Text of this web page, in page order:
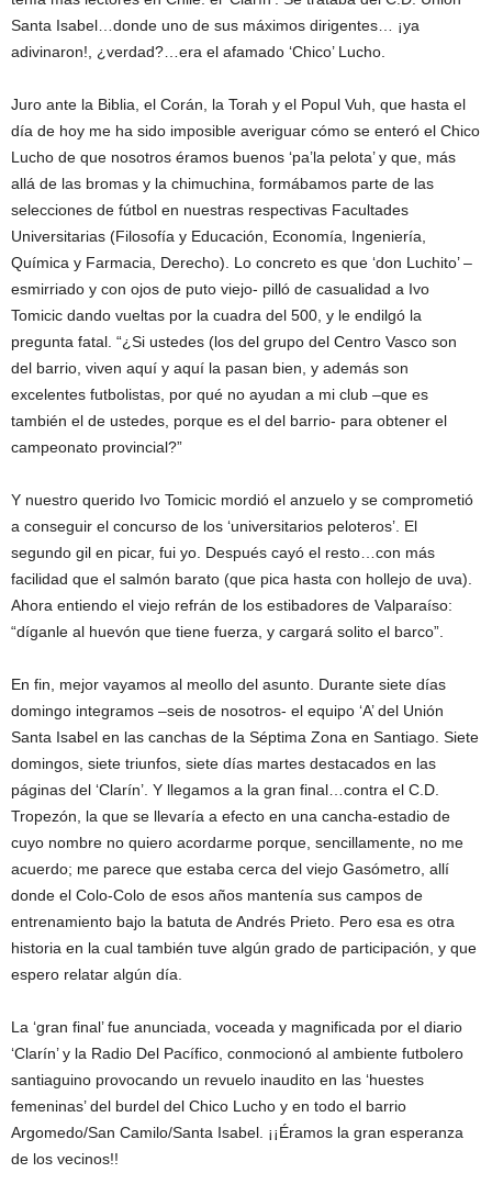
Santa Isabel…donde uno de sus máximos dirigentes… ¡ya
adivinaron!, ¿verdad?…era el afamado ‘Chico’ Lucho.
Juro ante la Biblia, el Corán, la Torah y el Popul Vuh, que hasta el
día de hoy me ha sido imposible averiguar cómo se enteró el Chico
Lucho de que nosotros éramos buenos ‘pa’la pelota’ y que, más
allá de las bromas y la chimuchina, formábamos parte de las
selecciones de fútbol en nuestras respectivas Facultades
Universitarias (Filosofía y Educación, Economía, Ingeniería,
Química y Farmacia, Derecho). Lo concreto es que ‘don Luchito’ –
esmirriado y con ojos de puto viejo- pilló de casualidad a Ivo
Tomicic dando vueltas por la cuadra del 500, y le endilgó la
pregunta fatal. “¿Si ustedes (los del grupo del Centro Vasco son
del barrio, viven aquí y aquí la pasan bien, y además son
excelentes futbolistas, por qué no ayudan a mi club –que es
también el de ustedes, porque es el del barrio- para obtener el
campeonato provincial?”
Y nuestro querido Ivo Tomicic mordió el anzuelo y se comprometió
a conseguir el concurso de los ‘universitarios peloteros’. El
segundo gil en picar, fui yo. Después cayó el resto…con más
facilidad que el salmón barato (que pica hasta con hollejo de uva).
Ahora entiendo el viejo refrán de los estibadores de Valparaíso:
“díganle al huevón que tiene fuerza, y cargará solito el barco”.
En fin, mejor vayamos al meollo del asunto. Durante siete días
domingo integramos –seis de nosotros- el equipo ‘A’ del Unión
Santa Isabel en las canchas de la Séptima Zona en Santiago. Siete
domingos, siete triunfos, siete días martes destacados en las
páginas del ‘Clarín’. Y llegamos a la gran final…contra el C.D.
Tropezón, la que se llevaría a efecto en una cancha-estadio de
cuyo nombre no quiero acordarme porque, sencillamente, no me
acuerdo; me parece que estaba cerca del viejo Gasómetro, allí
donde el Colo-Colo de esos años mantenía sus campos de
entrenamiento bajo la batuta de Andrés Prieto. Pero esa es otra
historia en la cual también tuve algún grado de participación, y que
espero relatar algún día.
La ‘gran final’ fue anunciada, voceada y magnificada por el diario
‘Clarín’ y la Radio Del Pacífico, conmocionó al ambiente futbolero
santiaguino provocando un revuelo inaudito en las ‘huestes
femeninas’ del burdel del Chico Lucho y en todo el barrio
Argomedo/San Camilo/Santa Isabel. ¡¡Éramos la gran esperanza
de los vecinos!!